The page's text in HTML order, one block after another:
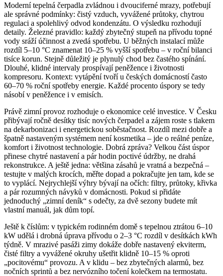
Moderní tepelná čerpadla zvládnou i dvouciferné mrazy, potřebují
ale správné podmínky: čistý vzduch, vyvážené průtoky, chytrou
regulaci a spolehlivý odvod kondenzátu. O výsledku rozhodují
detaily. Železné pravidlo: každý zbytečný stupeň na přívodu topné
vody sráží účinnost a zvedá spotřebu. U běžných instalací může
rozdíl 5–10 °C znamenat 10–25 % vyšší spotřebu – v roční bilanci
tisíce korun. Stejně důležitý je plynulý chod bez častého spínání.
Dlouhé, klidné intervaly prospívají peněžence i životnosti
kompresoru. Kontext: vytápění tvoří u českých domácností často
60–70 % roční spotřeby energie. Každé procento úspory se tedy
násobí v peněžence i v emisích.
Právě zimní provoz rozhoduje o ekonomice celé investice. V Česku
přibývají ročně desítky tisíc nových čerpadel a zájem roste s tlakem
na dekarbonizaci i energetickou soběstačnost. Rozdíl mezi dobře a
špatně nastaveným systémem není kosmetika – jde o reálné peníze,
komfort i životnost technologie. Dobrá zpráva? Velkou část úspor
přinese chytré nastavení a pár hodin poctivé údržby, ne drahá
rekonstrukce. A ještě jedna: většina zásahů je vratná a bezpečná –
testujte v malých krocích, měřte dopad a pokračujte jen tam, kde se
to vyplácí. Nejrychlejší výhry bývají na očích: filtry, průtoky, křivka
a pár rozumných návyků v domácnosti. Pokud si přidáte
jednoduchý „zimní deník“ s odečty, za dvě sezony budete mít
vlastní manuál, jak dům topí.
Ještě k číslům: v typickém rodinném domě s tepelnou ztrátou 6–10
kW udělá i drobná úprava přívodu o 2–3 °C rozdíl v desítkách kWh
týdně. V mrazivé pasáži zimy dokáže dobře nastavený ekviterm,
čisté filtry a vyvážené okruhy ušetřit klidně 10–15 % oproti
„pocitovému“ provozu. A v klidu – bez zbytečných alarmů, bez
nočních sprintů a bez nervózního točení kolečkem na termostatu.